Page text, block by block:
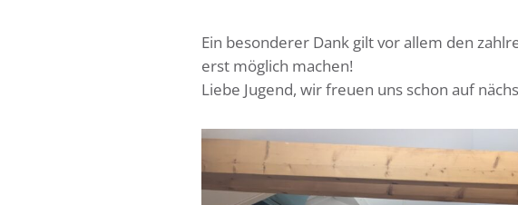
Ein besonderer Dank gilt vor allem den
erst möglich machen!
Liebe Jugend, wir freuen uns schon auf